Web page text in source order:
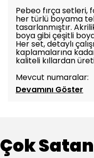
Pebeo fırça setleri,
her türlü boyama
tasarlanmıştır.
boya gibi çeşitli
Her set, detaylı
kaplamalarına
kaliteli kıllardan
Mevcut numaralar:
Devamını Göster
Çok